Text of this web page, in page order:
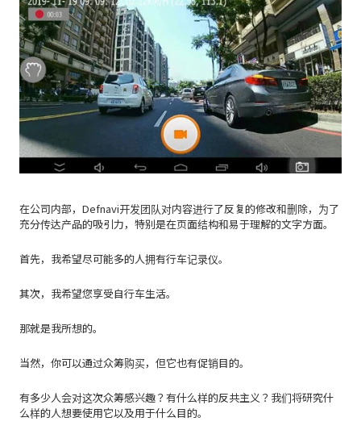
在公司内部，Defnavi开发团队对内容进行了反复的修改和删除，为了
充分传达产品的吸引力，特别是在页面结构和易于理解的文字方面。
首先，我希望尽可能多的人拥有行车记录仪。
其次，我希望您享受自行车生活。
那就是我所想的。
当然，你可以通过众筹购买，但它也有促销目的。
有多少人会对这次众筹感兴趣？有什么样的反共主义？我们将研究什
么样的人想要使用它以及用于什么目的。